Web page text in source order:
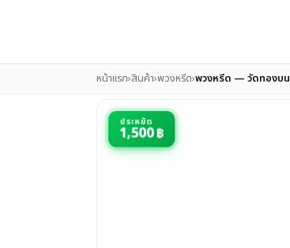
หน้าแรก›สินค้า›พวงหรีด›พวงหรีด — วัดทองบน
ประหยัด
1,500 ฿